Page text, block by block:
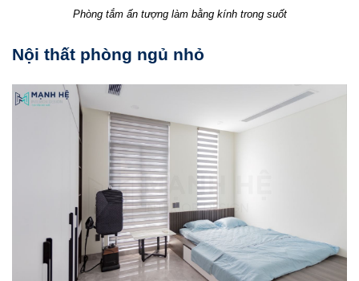
Phòng tắm ấn tượng làm bằng kính trong suốt
Nội thất phòng ngủ nhỏ